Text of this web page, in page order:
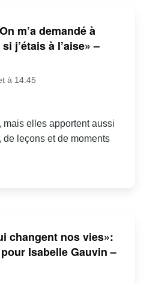
m’a demandé à
j’étais à l’aise» –
à 14:45
elles apportent aussi
de leçons et de moments
changent nos vies»:
Isabelle Gauvin –